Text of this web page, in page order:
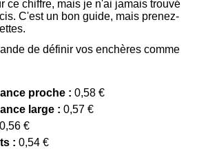
ce chiffre, mais je n'ai jamais trouvé
C'est un bon guide, mais prenez-
de définir vos enchères comme
proche : 0,58 €
large : 0,57 €
0,56 €
: 0,54 €